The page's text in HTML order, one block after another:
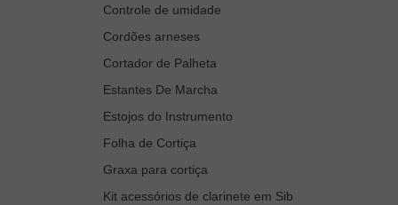
Controle de umidade
Cordões arneses
Cortador de Palheta
Estantes De Marcha
Estojos do Instrumento
Folha de Cortiça
Graxa para cortiça
Kit acessórios de clarinete em Sib